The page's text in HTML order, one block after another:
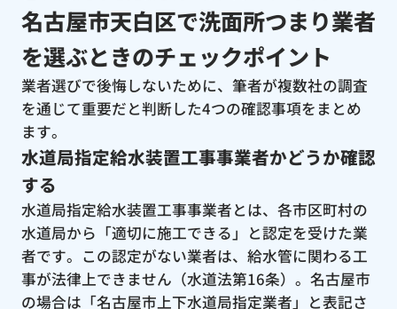
名古屋市天白区で洗面所つまり業者
を選ぶときのチェックポイント
業者選びで後悔しないために、筆者が複数社の調査
を通じて重要だと判断した4つの確認事項をまとめ
ます。
水道局指定給水装置工事事業者かどうか確認
する
水道局指定給水装置工事事業者とは、各市区町村の
水道局から「適切に施工できる」と認定を受けた業
者です。この認定がない業者は、給水管に関わる工
事が法律上できません（水道法第16条）。名古屋市
の場合は「名古屋市上下水道局指定業者」と表記さ